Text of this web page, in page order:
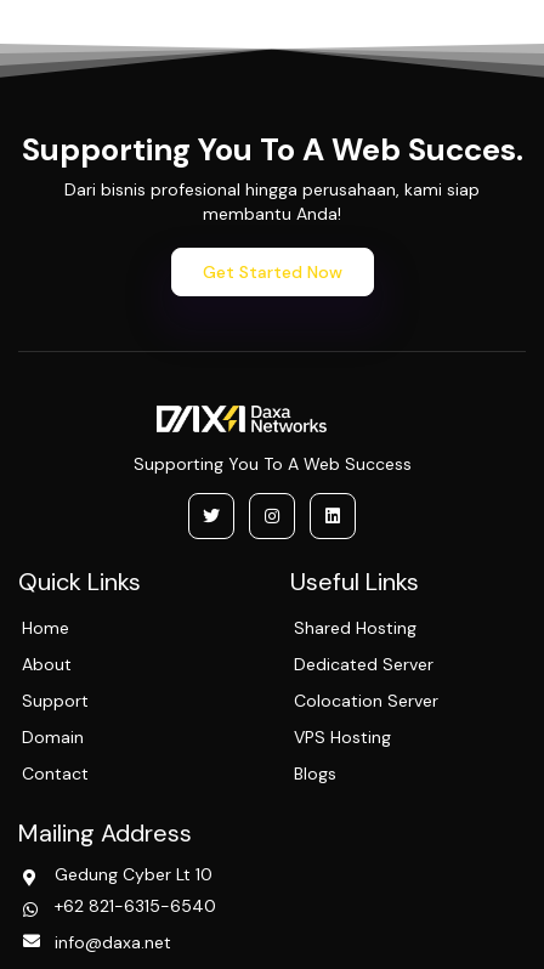
Supporting You To A Web Succes.
Dari bisnis profesional hingga perusahaan, kami siap
membantu Anda!
Get Started Now
Supporting You To A Web Success
Quick Links
Home
About
Support
Domain
Contact
Useful Links
Shared Hosting
Dedicated Server
Colocation Server
VPS Hosting
Blogs
Mailing Address
Gedung Cyber Lt 10
+62 821-6315-6540
info@daxa.net